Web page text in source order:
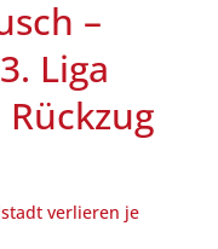
–
Liga